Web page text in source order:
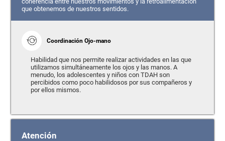
que obtenemos de nuestros sentidos.
Coordinación Ojo-mano
Habilidad que nos permite realizar actividades en las que
utilizamos simultáneamente los ojos y las manos. A
menudo, los adolescentes y niños con TDAH son
percibidos como poco habilidosos por sus compañeros y
por ellos mismos.
Atención